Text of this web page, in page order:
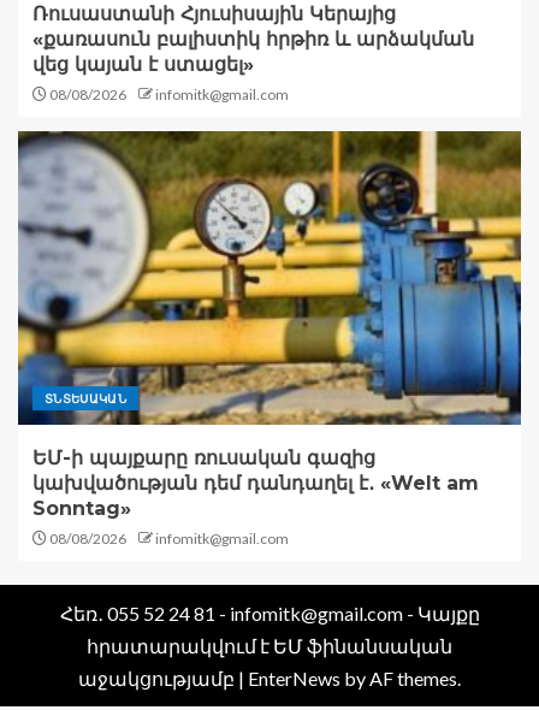
Ռուսաստանի Հյուսիսային Կերայից
«քառասուն բալիստիկ հրթիռ և արձակման
վեց կայան է ստացել»
08/08/2026 infomitk@gmail.com
ՏՆՏԵՍԱԿԱՆ
ԵՄ-ի պայքարը ռուսական գազից
կախվածության դեմ դանդաղել է․ «Welt am
Sonntag»
08/08/2026 infomitk@gmail.com
Հեռ․ 055 52 24 81 - infomitk@gmail.com - Կայքը
հրատարակվում է ԵՄ ֆինանսական
աջակցությամբ | EnterNews by AF themes.